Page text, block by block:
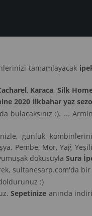
tamamlayacak
, Karaca, Silk
2020 ilkbahar yaz
bulacaksınız :). ...
günlük
Pembe, Mor, Yağ
dokusuylaSura
sultanesarp.com'da
:)
Sepetinize anında